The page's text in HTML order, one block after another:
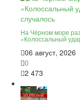
На Чёрном море
«Колоссальный
06 август, 2026
0
2 473